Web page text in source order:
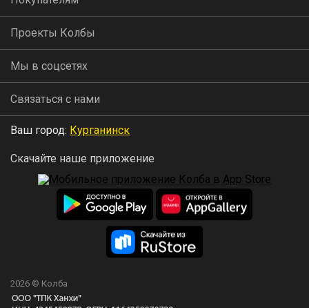
Проекты Колбы
Мы в соцсетях
Связаться с нами
Ваш город: Курганинск
Скачайте наше приложение
2026 © Колба